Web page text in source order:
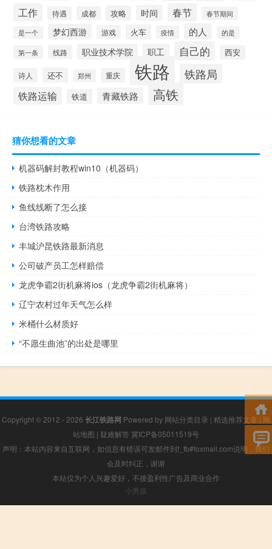
工作 待遇 成都 攻略 时间 春节 春节期间
是一个 梦幻西游 游戏 火车 疫情 的人 的是
第一条 线路 职业技术学院 职工 自己的 西安
诗人 还不 郑州 重庆 铁路 铁路局
铁路运输 铁道 青藏铁路 高铁
猜你想看的文章
机器码解封教程win10（机器码）
铁路枕木作用
鱼线线断了怎么接
台湾铁路攻略
丰城沪昆铁路最新消息
公司破产员工怎样赔偿
龙虎争霸2街机麻将ios（龙虎争霸2街机麻将）
辽宁农村过年天气怎么样
米桶什么材质好
“不愿生曲池”的出处是哪里
Copyright © 2012 - 2026 长江铁路网 Powered by 网站分类目录 | 精选推荐文章 | 网
站地图 | 疑难解答 冀ICP备05011519号
声明：本站内容来自互联网，如信息有错误可发邮件到f_fb#foxmail.com说明，我们
会及时纠正，谢谢
本站仅为个人兴趣爱好，不接盈利性广告及商业合作
小男孩